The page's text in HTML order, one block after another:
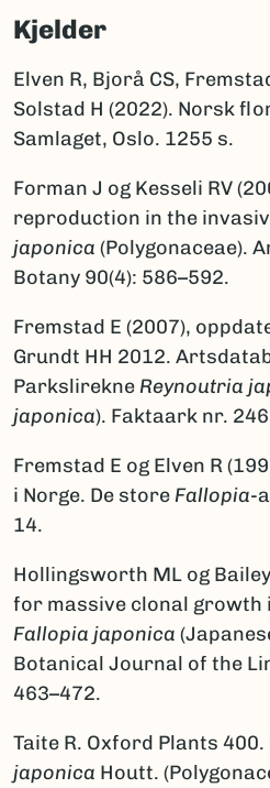
Kjelder
Elven R, Bjorå CS,
Solstad H (2022). Norsk
Samlaget, Oslo. 1255 s.
Forman J og Kesseli RV
reproduction in the
japonica (Polygonaceae).
Botany 90(4): 586–592.
Fremstad E (2007),
Grundt HH 2012.
Parkslirekne Reynoutria
japonica). Faktaark nr.
Fremstad E og Elven R
i Norge. De store Fallopia-
14.
Hollingsworth ML og
for massive clonal growth
Fallopia japonica
Botanical Journal of the
463–472.
Taite R. Oxford Plants
japonica Houtt.